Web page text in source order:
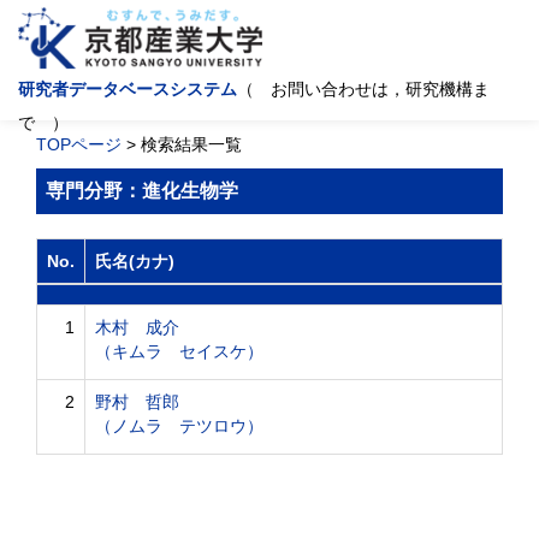
研究者データベースシステム （ お問い合わせは，研究機構ま
で ）
TOPページ > 検索結果一覧
専門分野：進化生物学
No. 氏名(カナ)
1
木村 成介
（キムラ セイスケ）
2
野村 哲郎
（ノムラ テツロウ）